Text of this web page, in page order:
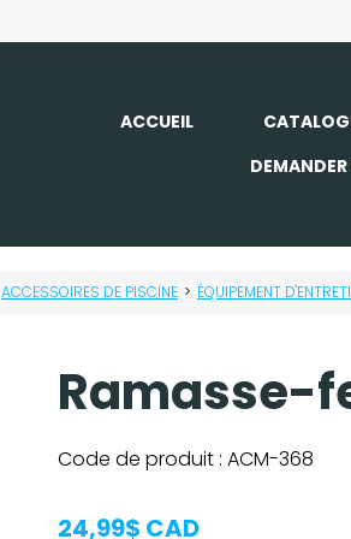
ACCUEIL
ACCESSOIRES DE PISCINE > ÉQUIPEMENT
Ramasse-
Code de produit : ACM-368
24,99$ CAD